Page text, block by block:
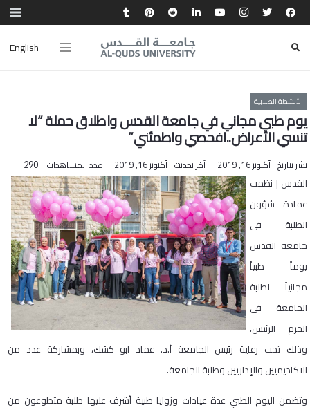
English
الأنشطة الطلابية
يوم طبي مجاني في جامعة القدس واطلاق حملة “لا
تنسي الأعراض..افحصي واطمئني”
نشر بتاريخ أكتوبر 16, 2019 آخر تحديث أكتوبر 16, 2019 عدد المشاهدات: 290
القدس | نظمت
عمادة شؤون
الطلبة في
جامعة القدس
يوماً طبياً
مجانياً لطلبة
الجامعة في
الحرم الرئيس،
وذلك تحت رعاية رئيس الجامعة أ.د. عماد ابو كشك، وبمشاركة عدد من
الاكاديميين والإداريين وطلبة الجامعة.
وتضمن اليوم الطبي عدة عيادات وزوايا طبية أشرف عليها طلبة متطوعون من